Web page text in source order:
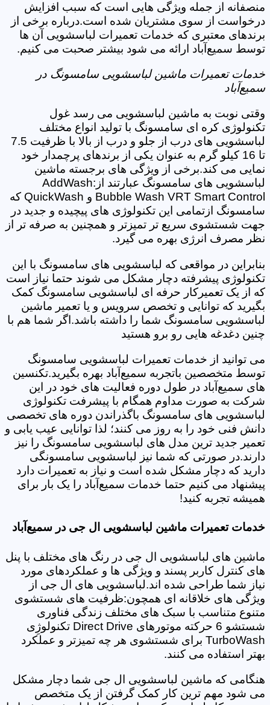
منصفانه از جمله ویژگی هایی است که سبب افزایش
درخواست از سوی مشتریان شده است.درباره برخی از
برندهای معتبری که خدمات تعمیرات لباسشویی آن ها
توسط سمیع‌آباد ارائه می شود بیشتر صحبت می کنیم.
خدمات تعمیرات ماشین لباسشویی سامسونگ در
سمیع‌آباد
وقتی نوبت به ماشین لباسشویی می رسد غول
تکنولوژی کره ای سامسونگ با تولید انواع مختلف
لباسشویی های درب از جلو و درب از بالا با ظرفیت 7.5
تا 16 کیلو گرم به عنوان یکی از برندهای پرچمدار خود
نمایی می کند.برخی از ویژگی های برجسته ماشین
لباسشویی های سامسونگ عبارتند از:AddWash
Bubble Wash VRT Smart Control و QuickWash که
سامسونگ ازتمامی این تکنولوژی های پیچیده و جدید در
جهت شستشوی سریع تر تمیزتر و همچنین به صرفه تر از
نظر مصرف انرژی بهره می گیرد.
بنابراین در مواقعی که لباسشویی های سامسونگ با این
تکنولوژی پیشرفته دچار مشکل می شوند حتما نیاز است
که از یک تعمیرکار حرفه ای لباسشویی سامسونگ کمک
بگیرید که توانایی و تخصص سرویس و یا تعمیر ماشین
لباسشویی سامسونگ شما را داشته باشد.اگر شما هم با
چنین دغدغه هایی رو برو هستید
می توانید از خدمات تعمیرات لباسشویی سامسونگ
توسط متخصصین باتجربه سمیع‌آباد بهره بگیرید.تکنسین
های سمیع‌آباد در طول دوره فعالیت های خود در این
شرکت به صورت مداوم همگام با پیشرفت تکنولوژی
لباسشویی های سامسونگ باگذراندن دوره های تخصصی
دانش فنی خود را به روز می کنند؛ لذا توانایی عیب یابی و
تعمیر جدید ترین مدل های لباسشویی سامسونگ را نیز
دارند.در صورتی که شما نیز لباسشویی سامسونگی
دارید که دچار مشکل شده است و نیاز به تعمیرات دارد
پیشنهاد می کنیم حتما خدمات سمیع‌آباد را یک بار برای
همیشه تجربه کنید!
خدمات تعمیرات ماشین لباسشویی ال جی در سمیع‌آباد
ماشین های لباسشویی ال جی در رنگ های مختلف با پنل
های کنترل کاربر پسند و ویژگی ها و عملکردهای مورد
نیاز شما طراحی شده اند.لباسشویی های ال جی از
ویژگی های خلاقانه ای همچون:ظرفیت های شستشوی
متنوع متناسب با سبک های مختلف زندگی فناوری
شستشو 6 حرکته موتورهای Direct Drive تکنولوژِی
TurboWash برای شستشوی هر چه تمیزتر و عملکرد
بهتر استفاده می کنند.
هنگامی که ماشین لباسشویی ال جی شما دچار مشکل
می شود مهم ترین کار کمک گرفتن از یک متخصص